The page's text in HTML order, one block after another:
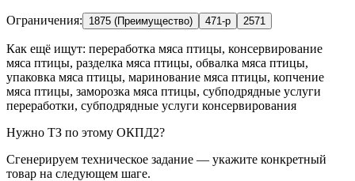
Ограничения: 1875 (Преимущество) 471-р 2571
Как ещё ищут: переработка мяса птицы, консервирование
мяса птицы, разделка мяса птицы, обвалка мяса птицы,
упаковка мяса птицы, маринование мяса птицы, копчение
мяса птицы, заморозка мяса птицы, субподрядные услуги
переработки, субподрядные услуги консервирования
Нужно ТЗ по этому ОКПД2?
Сгенерируем техническое задание — укажите конкретный
товар на следующем шаге.